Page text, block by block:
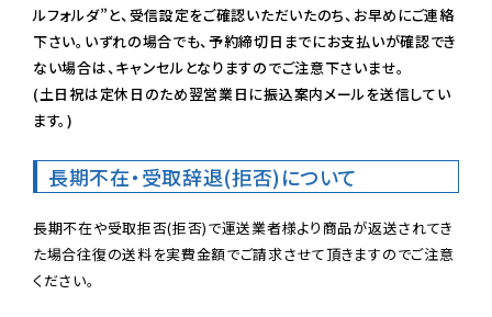
ルフォルダ”と、受信設定をご確認いただいたのち、お早めにご連絡
下さい。いずれの場合でも、予約締切日までにお支払いが確認でき
ない場合は、キャンセルとなりますのでご注意下さいませ。
(土日祝は定休日のため翌営業日に振込案内メールを送信してい
ます。)
長期不在・受取辞退(拒否)について
長期不在や受取拒否(拒否)で運送業者様より商品が返送されてき
た場合往復の送料を実費金額でご請求させて頂きますのでご注意
ください。